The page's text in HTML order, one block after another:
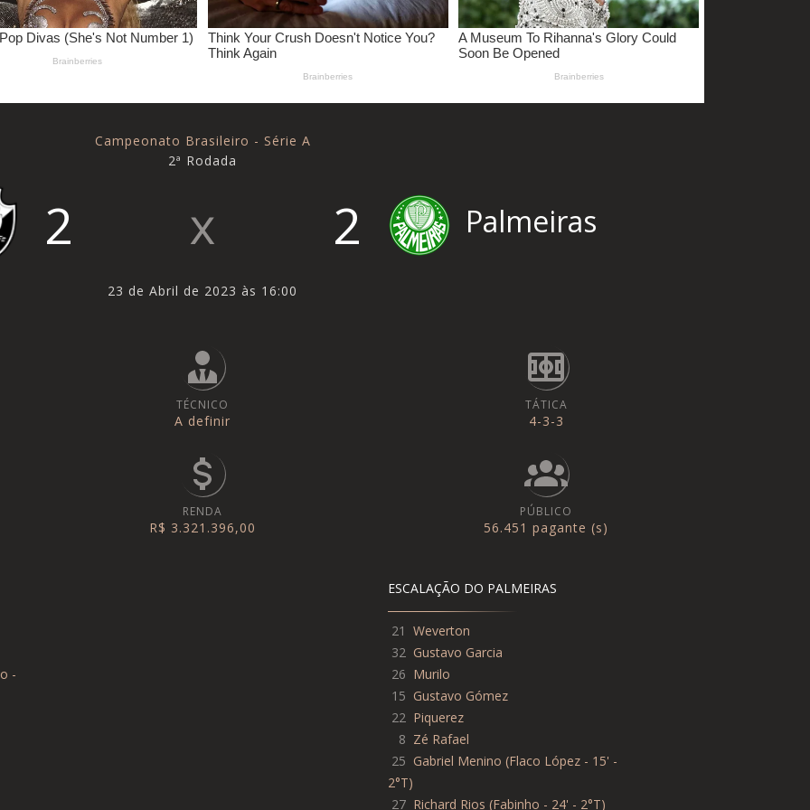
Campeonato Brasileiro - Série A
2ª Rodada
2 2 Palmeiras
23 de Abril de 2023 às 16:00
TÉCNICO
A definir
TÁTICA
4-3-3
RENDA
R$ 3.321.396,00
PÚBLICO
56.451 pagante (s)
-
ESCALAÇÃO DO PALMEIRAS
21 Weverton
32 Gustavo Garcia
26 Murilo
15 Gustavo Gómez
22 Piquerez
8 Zé Rafael
25 Gabriel Menino (Flaco López - 15' -
2°T)
27 Richard Rios (Fabinho - 24' - 2°T)